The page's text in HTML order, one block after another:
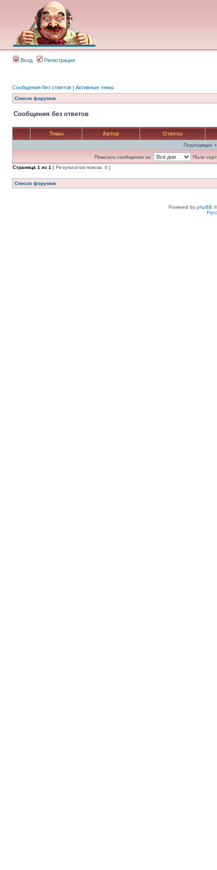
Вход Регистрация
Сообщения без ответов | Активные темы
Список форумов
Сообщения без ответов
Темы Автор Ответы
Подходящих
Показать сообщения за:
Поле
Страница 1 из 1 [ Результатов поиска: 0 ]
Список форумов
Powered by phpBB